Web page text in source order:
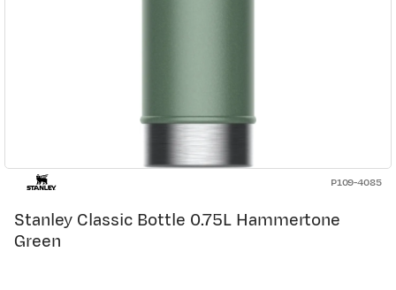
P109-4085
Stanley Classic Bottle 0.75L Hammertone
Green